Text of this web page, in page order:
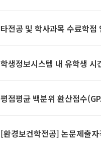
타전공 및 학사과목 수료학점
학생정보시스템 내 유학생
평점평균 백분위 환산점수
[환경보건학전공] 논문제출